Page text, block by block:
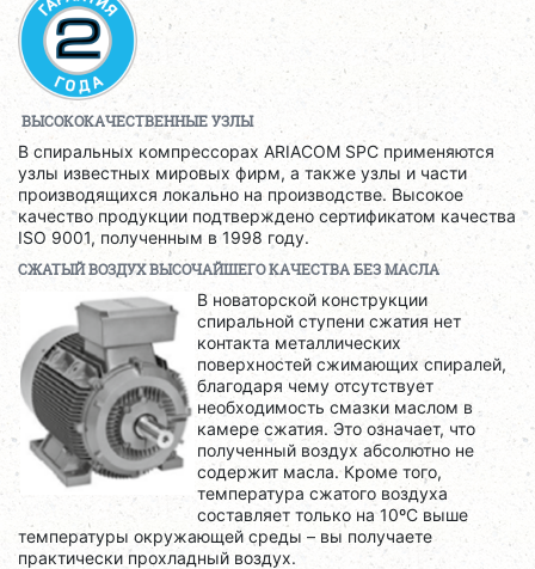
ВЫСОКОКАЧЕСТВЕННЫЕ УЗЛЫ
В спиральных компрессорах ARIACOM SPC применяются
узлы известных мировых фирм, а также узлы и части
производящихся локально на производстве. Высокое
качество продукции подтверждено сертификатом качества
ISO 9001, полученным в 1998 году.
СЖАТЫЙ ВОЗДУХ ВЫСОЧАЙШЕГО КАЧЕСТВА БЕЗ МАСЛА
В новаторской конструкции
спиральной ступени сжатия нет
контакта металлических
поверхностей сжимающих спиралей,
благодаря чему отсутствует
необходимость смазки маслом в
камере сжатия. Это означает, что
полученный воздух абсолютно не
содержит масла. Кроме того,
температура сжатого воздуха
составляет только на 10ºС выше
температуры окружающей среды – вы получаете
практически прохладный воздух.